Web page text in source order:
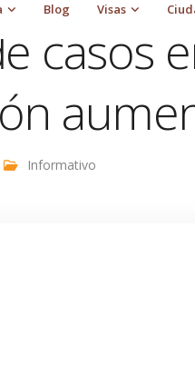
Blog Visas
casos
Informativo